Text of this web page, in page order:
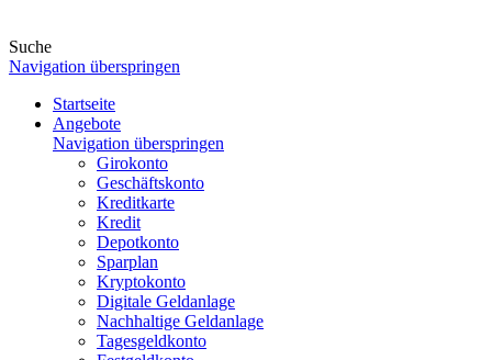
Suche
Navigation überspringen
Startseite
Angebote
Navigation überspringen
Girokonto
Geschäftskonto
Kreditkarte
Kredit
Depotkonto
Sparplan
Kryptokonto
Digitale Geldanlage
Nachhaltige Geldanlage
Tagesgeldkonto